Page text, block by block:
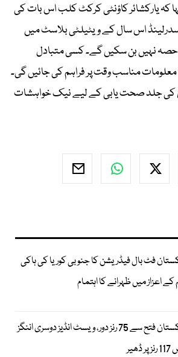
کہ یارکشائر کاؤنٹی کرکٹ کلب اس بات کی
اس سال کے ویٹیلٹی بلاسٹ میں
حصہ نہیں بن سکیں گے۔ کسی متبادل
مناسب وقت پر فراہم کی جائیں گی۔
ان کی جلد صحت یابی کے لیے نیک خواہشات
فٹ بال فیڈریشن کا جنوبی کوریا کی ہاکی
کے اعزاز میں ظہرانے کا اہتمام
پاکستان فتح سے 75 رنز دور، ویسٹ انڈیز دوسری اننگز
ڈھیر